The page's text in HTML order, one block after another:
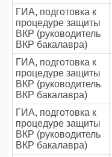
ГИА, подготовка к
процедуре защиты
ВКР (руководитель
ВКР бакалавра)
ГИА, подготовка к
процедуре защиты
ВКР (руководитель
ВКР бакалавра)
ГИА, подготовка к
процедуре защиты
ВКР (руководитель
ВКР бакалавра)